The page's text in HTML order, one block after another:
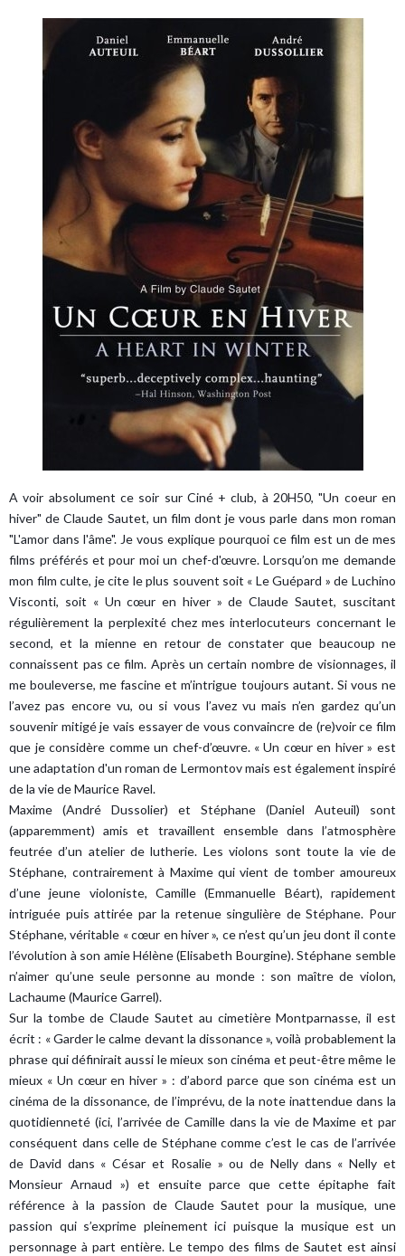
A voir absolument ce soir sur Ciné + club, à 20H50, "Un coeur en
hiver" de Claude Sautet, un film dont je vous parle dans mon roman
"L'amor dans l'âme". Je vous explique pourquoi ce film est un de mes
films préférés et pour moi un chef-d'œuvre. Lorsqu’on me demande
mon film culte, je cite le plus souvent soit « Le Guépard » de Luchino
Visconti, soit « Un cœur en hiver » de Claude Sautet, suscitant
régulièrement la perplexité chez mes interlocuteurs concernant le
second, et la mienne en retour de constater que beaucoup ne
connaissent pas ce film. Après un certain nombre de visionnages, il
me bouleverse, me fascine et m’intrigue toujours autant. Si vous ne
l’avez pas encore vu, ou si vous l’avez vu mais n’en gardez qu’un
souvenir mitigé je vais essayer de vous convaincre de (re)voir ce film
que je considère comme un chef-d’œuvre. « Un cœur en hiver » est
une adaptation d'un roman de Lermontov mais est également inspiré
de la vie de Maurice Ravel.
Maxime (André Dussolier) et Stéphane (Daniel Auteuil) sont
(apparemment) amis et travaillent ensemble dans l’atmosphère
feutrée d’un atelier de lutherie. Les violons sont toute la vie de
Stéphane, contrairement à Maxime qui vient de tomber amoureux
d’une jeune violoniste, Camille (Emmanuelle Béart), rapidement
intriguée puis attirée par la retenue singulière de Stéphane. Pour
Stéphane, véritable « cœur en hiver », ce n’est qu’un jeu dont il conte
l’évolution à son amie Hélène (Elisabeth Bourgine). Stéphane semble
n’aimer qu’une seule personne au monde : son maître de violon,
Lachaume (Maurice Garrel).
Sur la tombe de Claude Sautet au cimetière Montparnasse, il est
écrit : « Garder le calme devant la dissonance », voilà probablement la
phrase qui définirait aussi le mieux son cinéma et peut-être même le
mieux « Un cœur en hiver » : d’abord parce que son cinéma est un
cinéma de la dissonance, de l’imprévu, de la note inattendue dans la
quotidienneté (ici, l’arrivée de Camille dans la vie de Maxime et par
conséquent dans celle de Stéphane comme c’est le cas de l’arrivée
de David dans « César et Rosalie » ou de Nelly dans « Nelly et
Monsieur Arnaud ») et ensuite parce que cette épitaphe fait
référence à la passion de Claude Sautet pour la musique, une
passion qui s’exprime pleinement ici puisque la musique est un
personnage à part entière. Le tempo des films de Sautet est ainsi